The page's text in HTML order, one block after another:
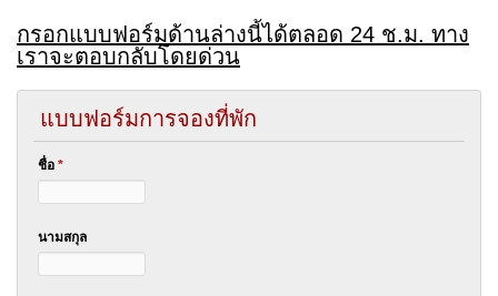
กรอกแบบฟอร์มด้านล่างนี้ได้ตลอด 24 ช.ม. ทาง
เราจะตอบกลับโดยด่วน
แบบฟอร์มการจองที่พัก
ชื่อ *
นามสกุล